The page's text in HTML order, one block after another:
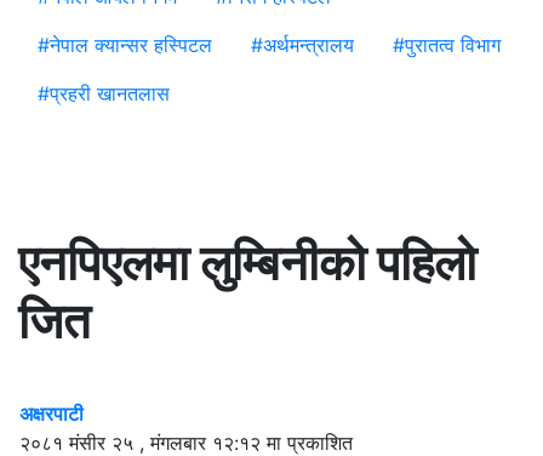
#नेपाल क्यान्सर हस्पिटल #अर्थमन्त्रालय #पुरातत्व विभाग
#प्रहरी खानतलास
एनपिएलमा लुम्बिनीको पहिलो
जित
अक्षरपाटी
२०८१ मंसीर २५ , मंगलबार १२:१२ मा प्रकाशित